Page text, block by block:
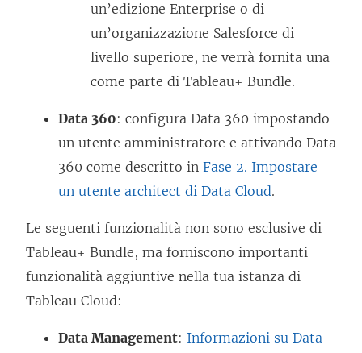
un’edizione Enterprise o di
un’organizzazione Salesforce di
livello superiore, ne verrà fornita una
come parte di Tableau+ Bundle.
Data 360: configura Data 360 impostando
un utente amministratore e attivando Data
360 come descritto in Fase 2. Impostare
un utente architect di Data Cloud.
Le seguenti funzionalità non sono esclusive di
Tableau+ Bundle, ma forniscono importanti
funzionalità aggiuntive nella tua istanza di
Tableau Cloud:
Data Management: Informazioni su Data